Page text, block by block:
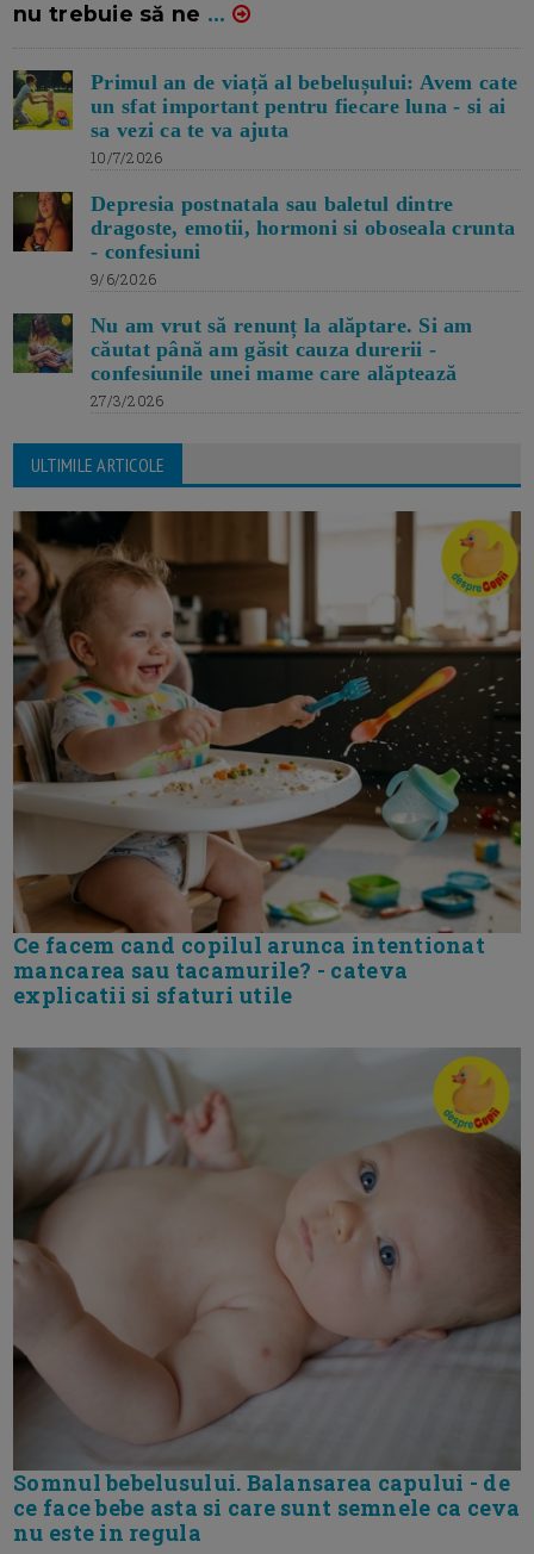
nu trebuie să ne ...
Primul an de viață al bebelușului: Avem cate
un sfat important pentru fiecare luna - si ai
sa vezi ca te va ajuta
10/7/2026
Depresia postnatala sau baletul dintre
dragoste, emotii, hormoni si oboseala crunta
- confesiuni
9/6/2026
Nu am vrut să renunț la alăptare. Si am
căutat până am găsit cauza durerii -
confesiunile unei mame care alăptează
27/3/2026
ULTIMILE ARTICOLE
Ce facem cand copilul arunca intentionat
mancarea sau tacamurile? - cateva
explicatii si sfaturi utile
Somnul bebelusului. Balansarea capului - de
ce face bebe asta si care sunt semnele ca ceva
nu este in regula